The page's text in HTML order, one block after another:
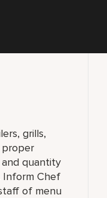
grills,
proper
quantity
Inform Chef
of menu